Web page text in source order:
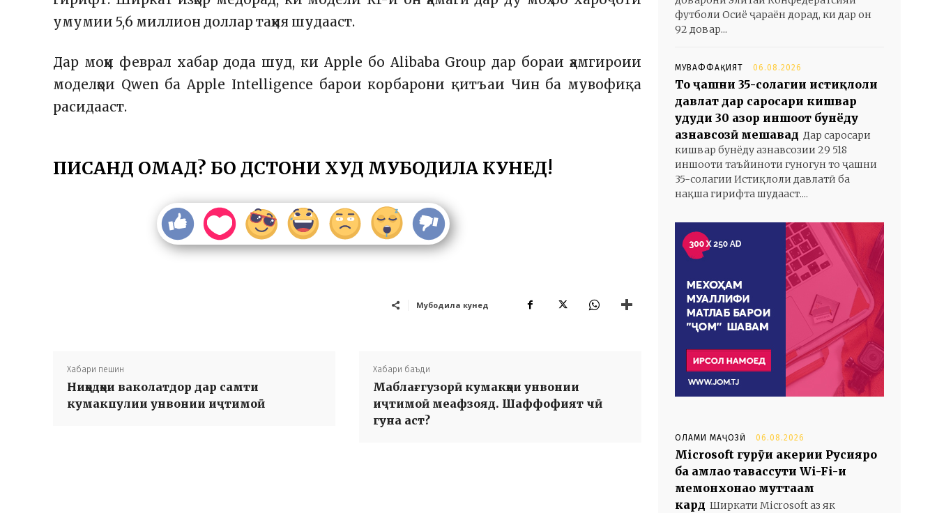
умумии 5,6 миллион доллар таҳия шудааст.
Дар моҳи феврал хабар дода шуд, ки Apple бо Alibaba Group дар бораи ҳамгироии
моделҳои Qwen ба Apple Intelligence барои корбарони қитъаи Чин ба мувофиқа
расидааст.
ПИСАНД ОМАД? БО ДӮСТОНИ ХУД МУБОДИЛА КУНЕД!
Мубодила кунед
Хабари пешин
Ниҳодҳои ваколатдор дар самти
кумакпулии унвонии иҷтимоӣ
Хабари баъди
Маблағгузорӣ кумакҳои унвонии
иҷтимоӣ меафзояд. Шаффофият чӣ
гуна аст?
футболи Осиё ҷараён дорад, ки дар он
92 довар...
МУВАФФАҚИЯТ 06.08.2026
То ҷашни 35-солагии истиқлоли
давлат дар саросари кишвар
ҳудуди 30 ҳазор иншоот бунёду
азнавсозӣ мешавад Дар саросари
кишвар бунёду азнавсозии 29 518
иншооти таъйиноти гуногун то ҷашни
35-солагии Истиқлоли давлатӣ ба
нақша гирифта шудааст....
ОЛАМИ МАҶОЗӢ 06.08.2026
Microsoft гурӯҳи ҳакерии Русияро
ба ҳамлаҳо тавассути Wi-Fi-и
меҳмонхонаҳо муттаҳам
кард Ширкати Microsoft аз як